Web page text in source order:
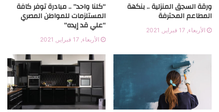
ورقة السجق المنزلية .. بنكهة
المطاعم المحترفة
الأربعاء, 17 فبراير, 2021
“كلنا واحد” .. مبادرة توفر كافة
المستلزمات للمواطن المصري
“علي قد إيده”
الأربعاء, 17 فبراير, 2021